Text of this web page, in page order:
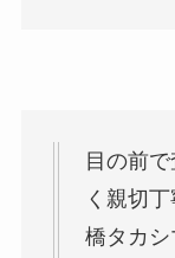
目の前
く親切
橋タカ